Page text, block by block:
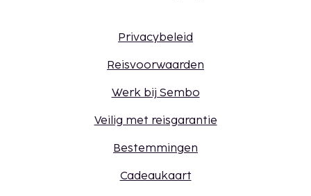
Privacybeleid
Reisvoorwaarden
Werk bij Sembo
Veilig met reisgarantie
Bestemmingen
Cadeaukaart